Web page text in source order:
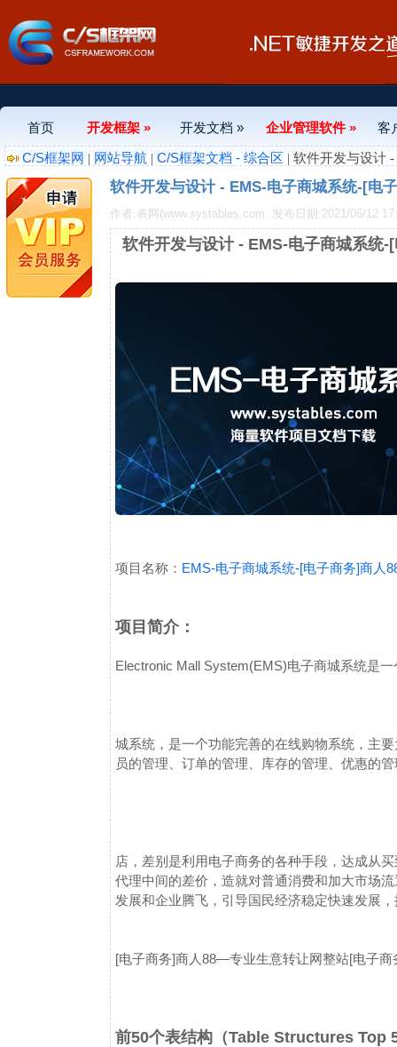
首页 开发框架 » 开发文档 » 企业管理软件 »
客
C/S框架网 | 网站导航 | C/S框架文档 - 综合区 | 软件开发与设计
软件开发与设计 - EMS-电子商城系统-[电
作者:表网(www.systables.com 发布日期:2021/06/12
软件开发与设计 - EMS-电子商城系
项目名称： EMS-电子商城系统-[电子商务]商人
项目简介：
Electronic Mall System(EMS)电子商城系统是
城系统，是一个功能完善的在线购物系统，主
员的管理、订单的管理、库存的管理、优惠的
店，差别是利用电子商务的各种手段，达成从
代理中间的差价，造就对普通消费和加大市场
发展和企业腾飞，引导国民经济稳定快速发展
[电子商务]商人88—专业生意转让网整站[电子
前50个表结构（Table Structures Top